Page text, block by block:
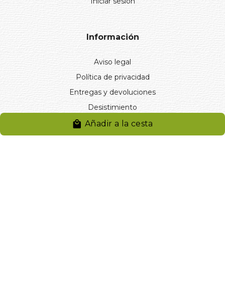
Añadir a la cesta
Información
Aviso legal
Política de privacidad
Entregas y devoluciones
Desistimiento
Desistimiento de compra
Reclamaciones